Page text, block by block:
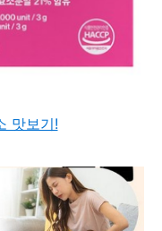
맛보기!